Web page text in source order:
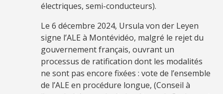
électriques, semi-conducteurs).
Le 6 décembre 2024, Ursula von der Leyen
signe l’ALE à Montévidéo, malgré le rejet du
gouvernement français, ouvrant un
processus de ratification dont les modalités
ne sont pas encore fixées : vote de l’ensemble
de l’ALE en procédure longue, (Conseil à